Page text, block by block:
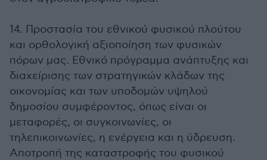
14. Προστασία του εθνικού φυσικού πλούτου
και ορθολογική αξιοποίηση των φυσικών
πόρων μας. Εθνικό πρόγραμμα ανάπτυξης και
διαχείρισης των στρατηγικών κλάδων της
οικονομίας και των υποδομών υψηλού
δημοσίου συμφέροντος, όπως είναι οι
μεταφορές, οι συγκοινωνίες, οι
τηλεπικοινωνίες, η ενέργεια και η ύδρευση.
Αποτροπή της καταστροφής του φυσικού